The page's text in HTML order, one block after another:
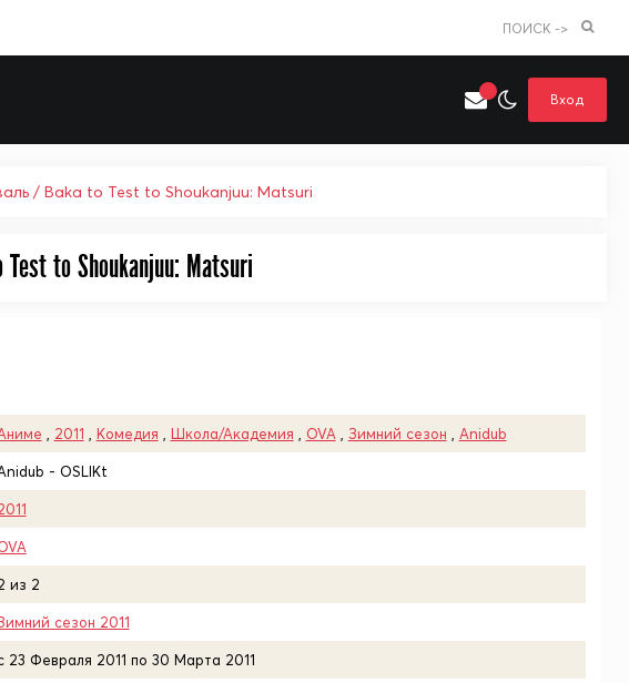
категорию для поиска Аниме
ПОИСК ->
Вход
/ Baka to Test to Shoukanjuu: Matsuri
to Shoukanjuu: Matsuri
2011 Комедия Школа/Академия OVA Зимний сезон Anidub
- OSLIKt
из 2
сезон 2011
23 Февраля 2011 по 30 Марта 2011